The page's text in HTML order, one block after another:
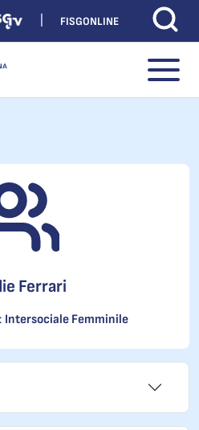
FISGONLINE
Ferrari
Intersociale Femminile